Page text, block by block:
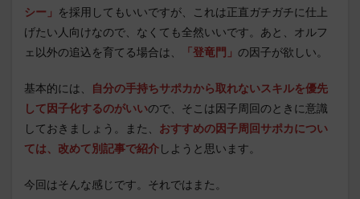
シー」 を採用してもいいですが、これは正直ガチガチに仕上
げたい人向けなので、なくても全然いいです。あと、オルフ
ェ以外の追込を育てる場合は、
「登竜門」 の因子が欲しい。
基本的には、
自分の手持ちサポカから取れないスキルを優先
して因子化するのがいいので、そこは因子周回のときに意識
しておきましょう。また、 おすすめの因子周回サポカについ
ては、改めて別記事で紹介しようと思います。
今回はそんな感じです。それではまた。